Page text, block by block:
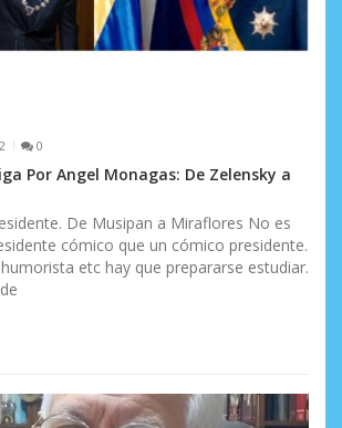
0
Por Angel Monagas: De Zelensky a
De Musipan a Miraflores No es
cómico que un cómico presidente.
etc hay que prepararse estudiar.